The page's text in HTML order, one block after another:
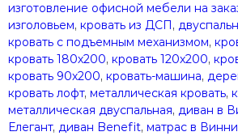
изготовление офисной мебели на
изголовьем, кровать из ДСП,
кровать с подъемным механизмом,
кровать 180х200, кровать 120х200,
кровать 90х200, кровать-машина,
кровать лофт, металлическая кровать,
металлическая двуспальная, диван в
Елегант, диван Benefit, матрас в